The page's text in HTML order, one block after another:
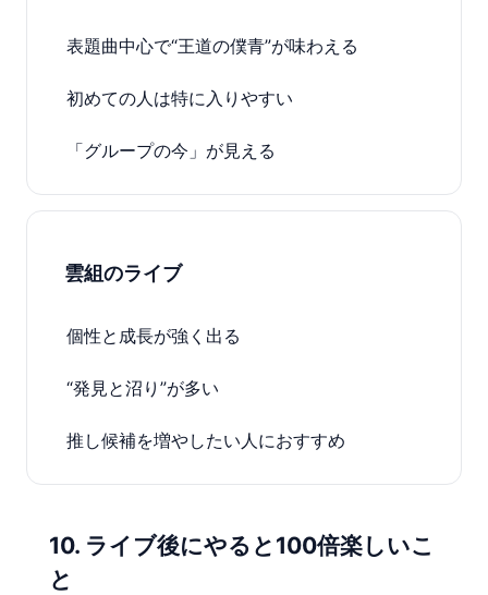
表題曲中心で“王道の僕青”が味わえる
初めての人は特に入りやすい
「グループの今」が見える
雲組のライブ
個性と成長が強く出る
“発見と沼り”が多い
推し候補を増やしたい人におすすめ
10. ライブ後にやると100倍楽しいこ
と